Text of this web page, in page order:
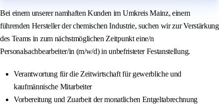
Bei einem unserer namhaften Kunden im Umkreis Mainz, einem
führenden Hersteller der chemischen Industrie, suchen wir zur Verstärkung
des Teams in zum nächstmöglichen Zeitpunkt eine/n
Personalsachbearbeiter/in (m/w/d) in unbefristeter Festanstellung.
Verantwortung für die Zeitwirtschaft für gewerbliche und
kaufmännische Mitarbeiter
Vorbereitung und Zuarbeit der monatlichen Entgeltabrechnung